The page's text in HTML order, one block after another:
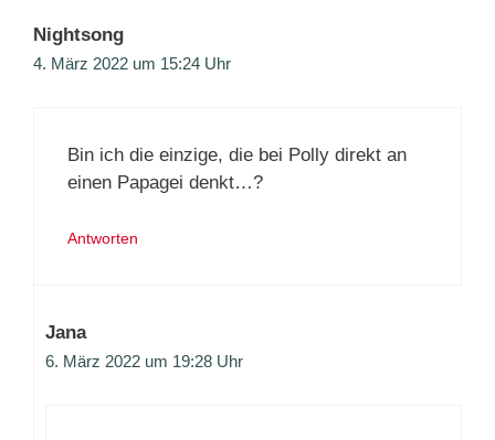
Nightsong
4. März 2022 um 15:24 Uhr
Bin ich die einzige, die bei Polly direkt an
einen Papagei denkt…?
Antworten
Jana
6. März 2022 um 19:28 Uhr